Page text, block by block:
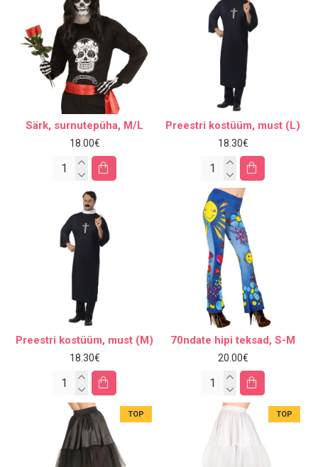
Särk, surnutepüha, M/L
18.00€
Preestri kostüüm, must (L)
18.30€
Preestri kostüüm, must (M)
18.30€
70ndate hipi teksad, S-M
20.00€
TOP TOP